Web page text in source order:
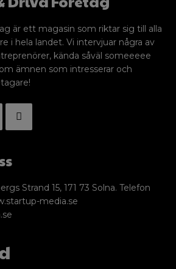
är ett magasin som riktar sig till alla
i hela landet. Vi intervjuar några av
kända såväl someeeee
ämnen som intresserar och
Strand 15, 171 73 Solna. Telefon
media.se